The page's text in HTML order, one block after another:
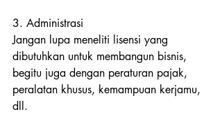
3. Administrasi
Jangan lupa meneliti lisensi yang
dibutuhkan untuk membangun bisnis,
begitu juga dengan peraturan pajak,
peralatan khusus, kemampuan kerjamu,
dll.